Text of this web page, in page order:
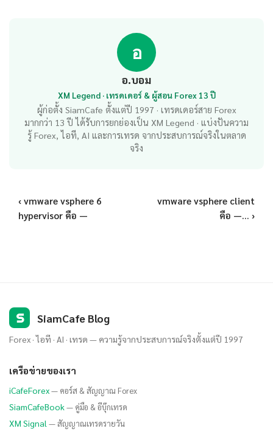
อ
อ.บอม
XM Legend · เทรดเดอร์ & ผู้สอน Forex 13 ปี
ผู้ก่อตั้ง SiamCafe ตั้งแต่ปี 1997 · เทรดเดอร์สาย Forex
มากกว่า 13 ปี ได้รับการยกย่องเป็น XM Legend · แบ่งปันความ
รู้ Forex, ไอที, AI และการเทรด จากประสบการณ์จริงในตลาด
จริง
‹ vmware vsphere 6
hypervisor คือ —
vmware vsphere client
คือ —... ›
S SiamCafe Blog
Forex · ไอที · AI · เทรด — ความรู้จากประสบการณ์จริงตั้งแต่ปี 1997
เครือข่ายของเรา
iCafeForex— คอร์ส & สัญญาณ Forex
SiamCafeBook— คู่มือ & อีบุ๊กเทรด
XM Signal — สัญญาณเทรดรายวัน